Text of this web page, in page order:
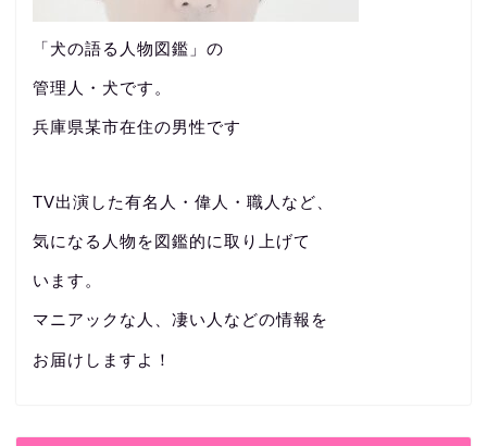
「犬の語る人物図鑑」の
管理人・犬です。
兵庫県某市在住の男性です
TV出演した有名人・偉人・職人など、
気になる人物を図鑑的に取り上げて
います。
マニアックな人、凄い人などの情報を
お届けしますよ！